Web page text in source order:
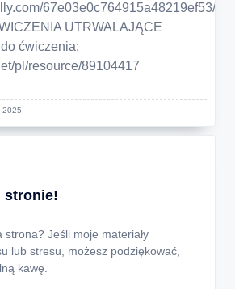
67e03e0c764915a48219ef53/
UTRWALAJĄCE
ćwiczenia:
pl/resource/89104417
2025
stronie!
strona? Jeśli moje materiały
lub stresu, możesz podziękować,
kawę.